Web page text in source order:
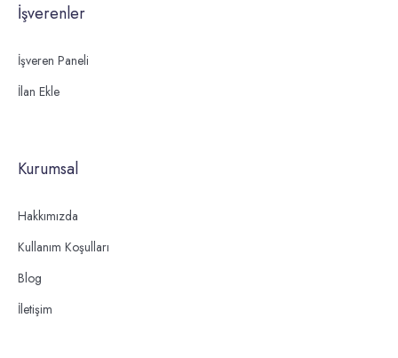
İşverenler
İşveren Paneli
İlan Ekle
Kurumsal
Hakkımızda
Kullanım Koşulları
Blog
İletişim